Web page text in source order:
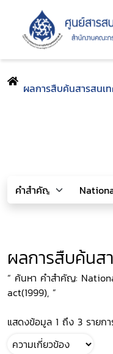
ผลการสืบค้นสารสนเ
ผลการสืบค้นส
“ ค้นหา คำสำคัญ:
act(1999), ”
แสดงข้อมูล 1 ถึง 3 รายก